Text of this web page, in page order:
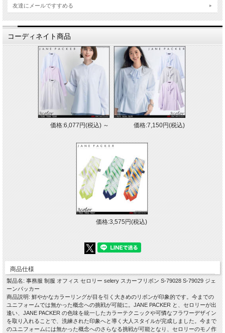
友達にメールですすめる
コーディネイト商品
価格:6,077円(税込)～ 価格:7,150円(税込)
価格:3,575円(税込)
商品仕様
製品名: 事務服 制服 オフィス セロリー selery スカーフリボン S-79028 S-79029 ジェ
ーンパッカー
商品説明: 鮮やかなカラーリングが目を引く大きめのリボンが印象的です。今までの
ユニフォームでは無かった概念への挑戦が可能に。JANE PACKER と、セロリーが出
逢い、JANE PACKER の色味を統一したカラーテクニックや可憐なフラワーデザイン
を取り入れることで、洗練された印象へと導く大人スタイルが完成しました。今まで
のユニフォームには無かった概念へのさらなる挑戦が可能となり、セロリーのモノ作